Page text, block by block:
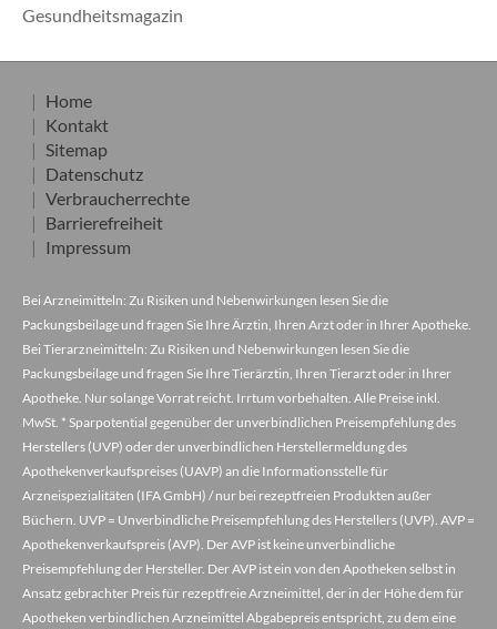
Gesundheitsmagazin
Home
Kontakt
Sitemap
Datenschutz
Verbraucherrechte
Barrierefreiheit
Impressum
Bei Arzneimitteln: Zu Risiken und Nebenwirkungen lesen Sie die
Packungsbeilage und fragen Sie Ihre Ärztin, Ihren Arzt oder in Ihrer Apotheke.
Bei Tierarzneimitteln: Zu Risiken und Nebenwirkungen lesen Sie die
Packungsbeilage und fragen Sie Ihre Tierärztin, Ihren Tierarzt oder in Ihrer
Apotheke. Nur solange Vorrat reicht. Irrtum vorbehalten. Alle Preise inkl.
MwSt. * Sparpotential gegenüber der unverbindlichen Preisempfehlung des
Herstellers (UVP) oder der unverbindlichen Herstellermeldung des
Apothekenverkaufspreises (UAVP) an die Informationsstelle für
Arzneispezialitäten (IFA GmbH) / nur bei rezeptfreien Produkten außer
Büchern. UVP = Unverbindliche Preisempfehlung des Herstellers (UVP). AVP =
Apothekenverkaufspreis (AVP). Der AVP ist keine unverbindliche
Preisempfehlung der Hersteller. Der AVP ist ein von den Apotheken selbst in
Ansatz gebrachter Preis für rezeptfreie Arzneimittel, der in der Höhe dem für
Apotheken verbindlichen Arzneimittel Abgabepreis entspricht, zu dem eine